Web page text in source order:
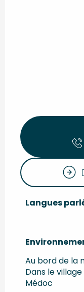
Langues
Langues
Au bord de la
Dans le village
Médoc